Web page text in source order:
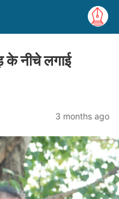
के नीचे लगाई
3 months ago